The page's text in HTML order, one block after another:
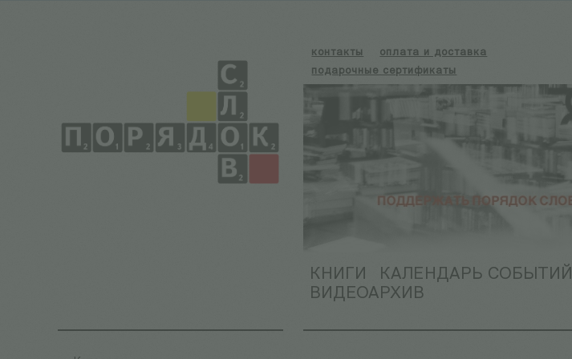
контакты
оплата и доставка
подарочные сертификаты
КНИГИ
КАЛЕНДАРЬ СОБЫТИЙ
ВИДЕОАРХИВ